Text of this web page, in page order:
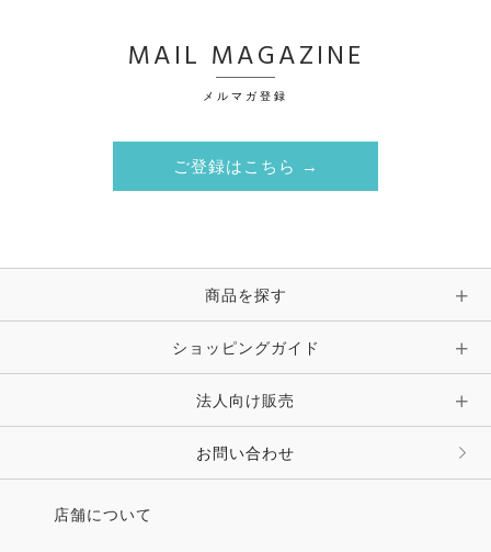
MAIL MAGAZINE
メルマガ登録
ご登録はこちら →
商品を探す
ショッピングガイド
法人向け販売
お問い合わせ
店舗について